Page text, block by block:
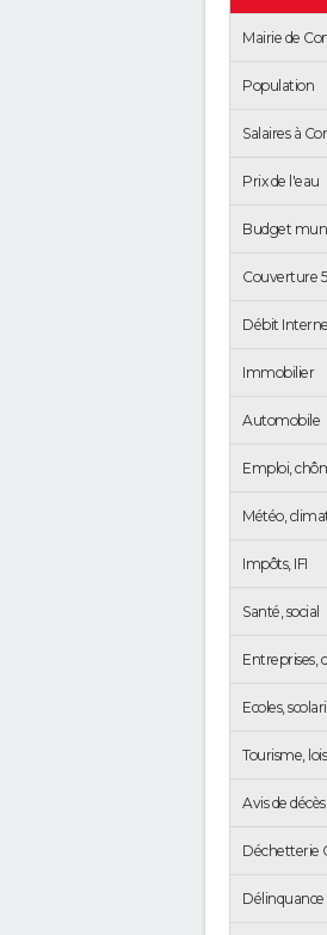
Mairie de
Population
Salaires à
Prix de l'eau
Budget
Couverture
Débit
Immobilier
Automobile
Emploi,
Météo,
Impôts, IFI
Santé, social
Entreprises,
Ecoles,
Tourisme,
Avis de décès
Déchetterie
Délinquance